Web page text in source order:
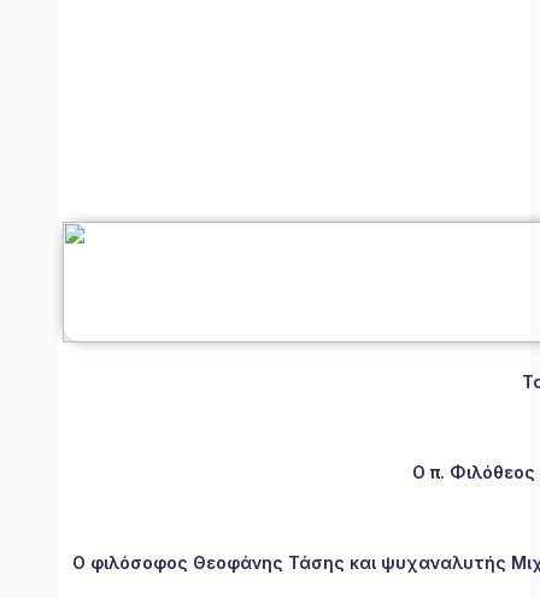
Ο π.
Ο φιλόσοφος Θεοφάνης Τάσης και ψυχαναλυτής